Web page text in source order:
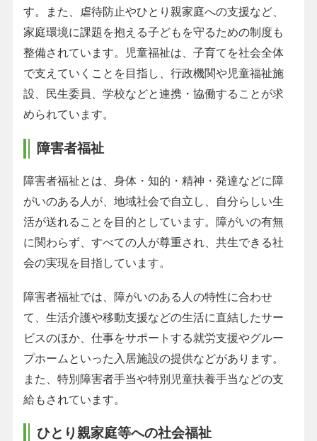
す。また、虐待防止やひとり親家庭への支援など、
家庭環境に課題を抱える子どもを守るための制度も
整備されています。児童福祉は、子育てを社会全体
で支えていくことを目指し、行政機関や児童福祉施
設、民生委員、学校などと連携・協働することが求
められています。
障害者福祉
障害者福祉とは、身体・知的・精神・発達などに障
がいのある人が、地域社会で自立し、自分らしい生
活が送れることを目的としています。障がいの有無
に関わらず、すべての人が尊重され、共生できる社
会の実現を目指しています。
障害者福祉では、障がいのある人の特性に合わせ
て、生活介護や移動支援などの生活に直結したサー
ビスのほか、仕事をサポートする就労支援やグルー
プホームといった入居施設の提供などがあります。
また、特別障害者手当や特別児童扶養手当などの支
給もされています。
ひとり親家庭等への社会福祉